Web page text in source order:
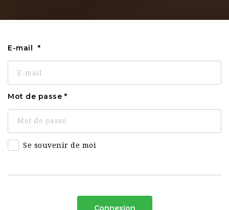
E-mail
Mot de passe
Se souvenir de moi
Connexion